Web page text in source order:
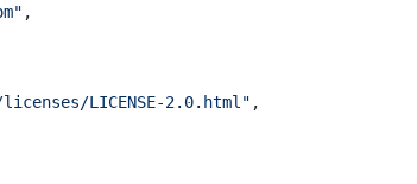
,
LICENSE-2.0.html" ,